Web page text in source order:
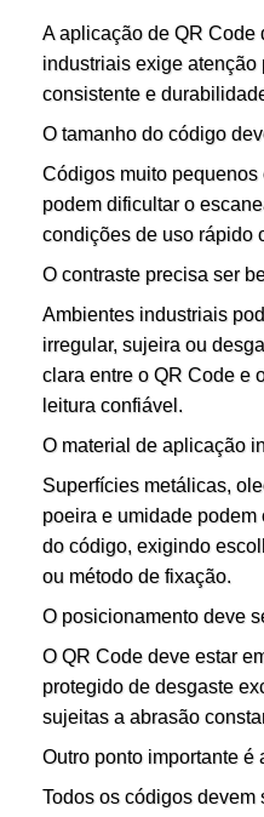
A aplicação de QR Code
industriais exige atenção
consistente e
O tamanho do código
Códigos muito
podem dificultar o
condições de uso rápido
O contraste precisa ser
Ambientes industriais
irregular, sujeira ou
clara entre o QR Code e
leitura confiável.
O material de aplicação
Superfícies metálicas,
poeira e umidade
do código, exigindo
ou método de fixação.
O posicionamento deve
O QR Code deve estar
protegido de desgaste
sujeitas a abrasão
Outro ponto importante é
Todos os códigos